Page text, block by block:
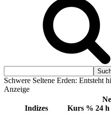
Schwere Seltene Erden: Entsteht
Anzeige
Indizes Kurs % 24